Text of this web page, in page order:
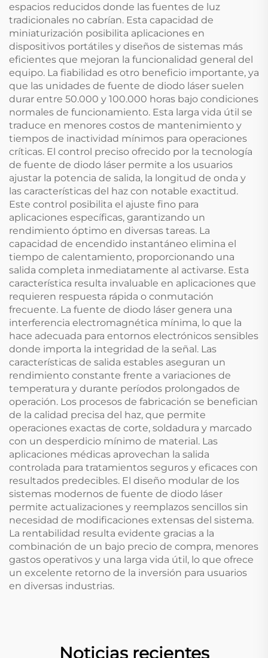
espacios reducidos donde las fuentes de luz
tradicionales no cabrían. Esta capacidad de
miniaturización posibilita aplicaciones en
dispositivos portátiles y diseños de sistemas más
eficientes que mejoran la funcionalidad general del
equipo. La fiabilidad es otro beneficio importante, ya
que las unidades de fuente de diodo láser suelen
durar entre 50.000 y 100.000 horas bajo condiciones
normales de funcionamiento. Esta larga vida útil se
traduce en menores costos de mantenimiento y
tiempos de inactividad mínimos para operaciones
críticas. El control preciso ofrecido por la tecnología
de fuente de diodo láser permite a los usuarios
ajustar la potencia de salida, la longitud de onda y
las características del haz con notable exactitud.
Este control posibilita el ajuste fino para
aplicaciones específicas, garantizando un
rendimiento óptimo en diversas tareas. La
capacidad de encendido instantáneo elimina el
tiempo de calentamiento, proporcionando una
salida completa inmediatamente al activarse. Esta
característica resulta invaluable en aplicaciones que
requieren respuesta rápida o conmutación
frecuente. La fuente de diodo láser genera una
interferencia electromagnética mínima, lo que la
hace adecuada para entornos electrónicos sensibles
donde importa la integridad de la señal. Las
características de salida estables aseguran un
rendimiento constante frente a variaciones de
temperatura y durante períodos prolongados de
operación. Los procesos de fabricación se benefician
de la calidad precisa del haz, que permite
operaciones exactas de corte, soldadura y marcado
con un desperdicio mínimo de material. Las
aplicaciones médicas aprovechan la salida
controlada para tratamientos seguros y eficaces con
resultados predecibles. El diseño modular de los
sistemas modernos de fuente de diodo láser
permite actualizaciones y reemplazos sencillos sin
necesidad de modificaciones extensas del sistema.
La rentabilidad resulta evidente gracias a la
combinación de un bajo precio de compra, menores
gastos operativos y una larga vida útil, lo que ofrece
un excelente retorno de la inversión para usuarios
en diversas industrias.
Noticias recientes